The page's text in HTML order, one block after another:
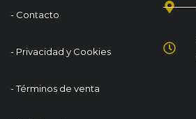
- Contacto
- Privacidad y Cookies
- Términos de venta